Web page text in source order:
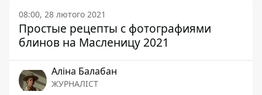
08:00, 28 лютого 2021
Простые рецепты с фотографиями
блинов на Масленицу 2021
Аліна Балабан
ЖУРНАЛІСТ